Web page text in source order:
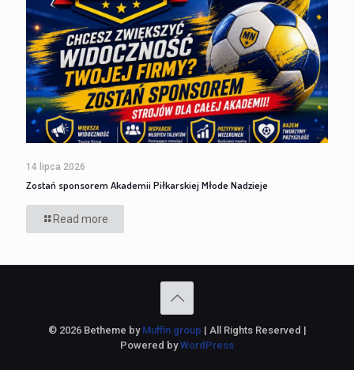
14 lipca 2026
Zostań sponsorem Akademii Piłkarskiej Młode Nadzieje
Read more
© 2026 Betheme by Muffin group | All Rights Reserved |
Powered byWordPress